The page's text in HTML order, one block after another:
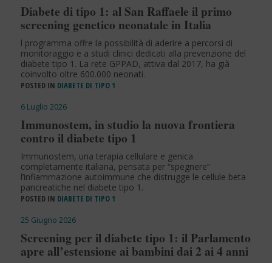
Diabete di tipo 1: al San Raffaele il primo
screening genetico neonatale in Italia
l programma offre la possibilità di aderire a percorsi di
monitoraggio e a studi clinici dedicati alla prevenzione del
diabete tipo 1. La rete GPPAD, attiva dal 2017, ha già
coinvolto oltre 600.000 neonati.
POSTED IN DIABETE DI TIPO 1
6 Luglio 2026
Immunostem, in studio la nuova frontiera
contro il diabete tipo 1
Immunostem, una terapia cellulare e genica
completamente italiana, pensata per “spegnere”
l’infiammazione autoimmune che distrugge le cellule beta
pancreatiche nel diabete tipo 1.
POSTED IN DIABETE DI TIPO 1
25 Giugno 2026
Screening per il diabete tipo 1: il Parlamento
apre all’estensione ai bambini dai 2 ai 4 anni